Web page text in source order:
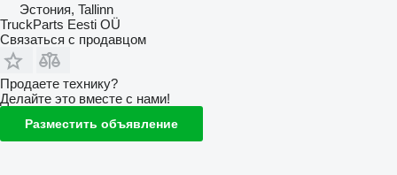
Эстония, Tallinn
TruckParts Eesti OÜ
Связаться с продавцом
Продаете технику?
Делайте это вместе с нами!
Разместить объявление